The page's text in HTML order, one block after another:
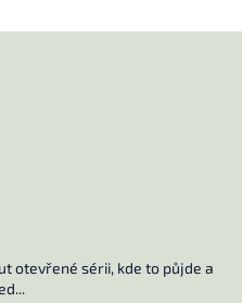
otevřené sérii, kde to půjde a